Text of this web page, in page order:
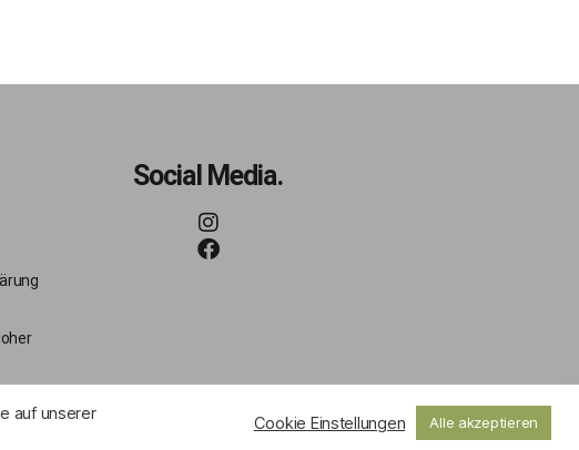
Social Media.
auf unserer
Cookie Einstellungen Alle akzeptieren